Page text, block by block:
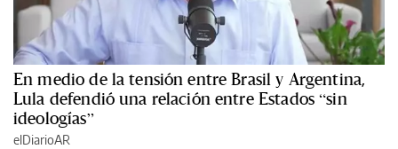
En medio de la tensión entre Brasil y Argentina,
Lula defendió una relación entre Estados “sin
ideologías”
elDiarioAR